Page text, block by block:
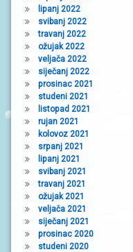
lipanj 2022
svibanj 2022
travanj 2022
ožujak 2022
veljača 2022
siječanj 2022
prosinac 2021
studeni 2021
listopad 2021
rujan 2021
kolovoz 2021
srpanj 2021
lipanj 2021
svibanj 2021
travanj 2021
ožujak 2021
veljača 2021
siječanj 2021
prosinac 2020
studeni 2020